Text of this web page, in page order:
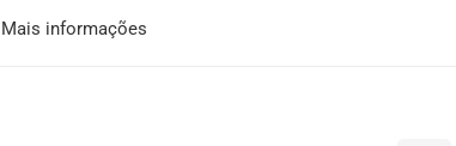
Mais informações